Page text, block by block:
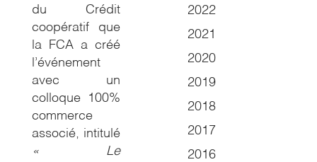
du Crédit
coopératif que
la FCA a créé
l’événement
avec un
colloque 100%
commerce
associé, intitulé
« Le
2022
2021
2020
2019
2018
2017
2016